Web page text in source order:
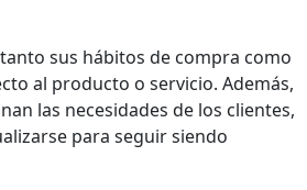
sus hábitos de compra como
al producto o servicio. Además,
las necesidades de los clientes,
para seguir siendo